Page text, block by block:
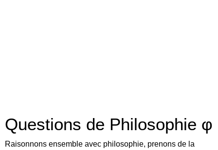
Questions de Philosophie φ
Raisonnons ensemble avec philosophie, prenons de la